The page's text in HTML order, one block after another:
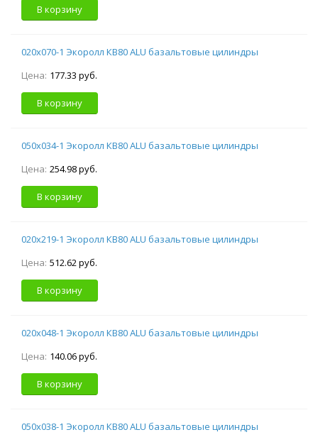
В корзину
020х070-1 Экоролл КВ80 ALU базальтовые цилиндры
Цена: 177.33 руб.
В корзину
050х034-1 Экоролл КВ80 ALU базальтовые цилиндры
Цена: 254.98 руб.
В корзину
020х219-1 Экоролл КВ80 ALU базальтовые цилиндры
Цена: 512.62 руб.
В корзину
020х048-1 Экоролл КВ80 ALU базальтовые цилиндры
Цена: 140.06 руб.
В корзину
050х038-1 Экоролл КВ80 ALU базальтовые цилиндры